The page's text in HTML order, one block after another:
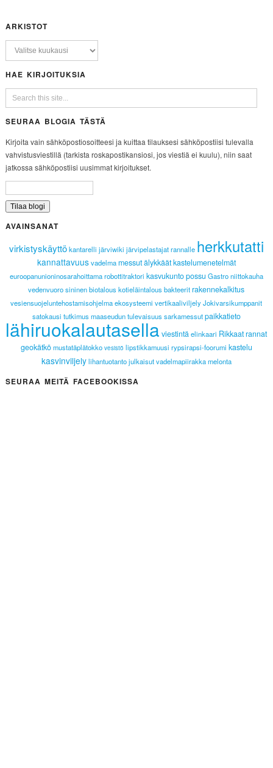
ARKISTOT
HAE KIRJOITUKSIA
SEURAA BLOGIA TÄSTÄ
Kirjoita vain sähköpostiosoitteesi ja kuittaa tilauksesi sähköpostiisi tulevalla
vahvistusviestillä (tarkista roskapostikansiosi, jos viestiä ei kuulu), niin saat
jatkossa sähköpostiisi uusimmat kirjoitukset.
AVAINSANAT
virkistyskäyttökantarelli järviwiki järvipelastajatrannalle herkkutatti
kannattavuusvadelmamessutälykkäät kastelumenetelmät
euroopanunioninosarahoittamarobottitraktori kasvukuntopossu Gastroniittokauha
vedenvuoro sininen biotalous kotieläintalous bakteerit rakennekalkitus
vesiensuojeluntehostamisohjelma ekosysteemi vertikaaliviljely Jokivarsikumppanit
satokausi tutkimus maaseudun tulevaisuus sarkamessutpaikkatieto
lähiruokalautasella viestintä elinkaari Rikkaat rannat
geokätkömustatäplätokko vesistö lipstikkamuusi rypsirapsi-foorumi kastelu
kasvinviljelylihantuotantojulkaisutvadelmapiirakkamelonta
SEURAA MEITÄ FACEBOOKISSA